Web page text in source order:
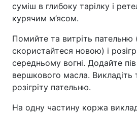
суміш в глибоку тарілку і
курячим м’ясом.
Помийте та витріть пательню
скористайтеся новою) і
середньому вогні. Додайте
вершкового масла. Викладіть
розігріту пательню.
На одну частину коржа